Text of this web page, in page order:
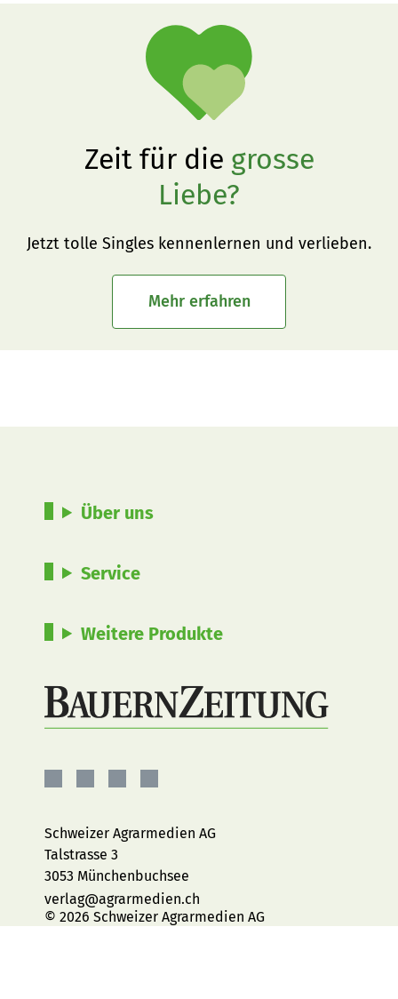
Zeit für die grosse
Liebe?
Jetzt tolle Singles kennenlernen und verlieben.
Mehr erfahren
Über uns
Service
Weitere Produkte
Facebook
InstagramYouTubeLinkedIn
Schweizer Agrarmedien AG
Talstrasse 3
3053 Münchenbuchsee
verlag@agrarmedien.ch
© 2026 Schweizer Agrarmedien AG